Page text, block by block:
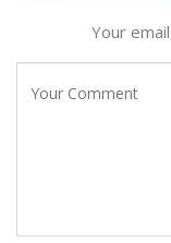
Your